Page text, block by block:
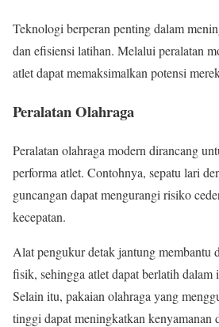
Teknologi berperan penting dalam
dan efisiensi latihan. Melalui peralatan
atlet dapat memaksimalkan potensi
Peralatan Olahraga
Peralatan olahraga modern dirancang
performa atlet. Contohnya, sepatu lari
guncangan dapat mengurangi risiko
kecepatan.
Alat pengukur detak jantung membantu
fisik, sehingga atlet dapat berlatih dalam
Selain itu, pakaian olahraga yang
tinggi dapat meningkatkan kenyamanan